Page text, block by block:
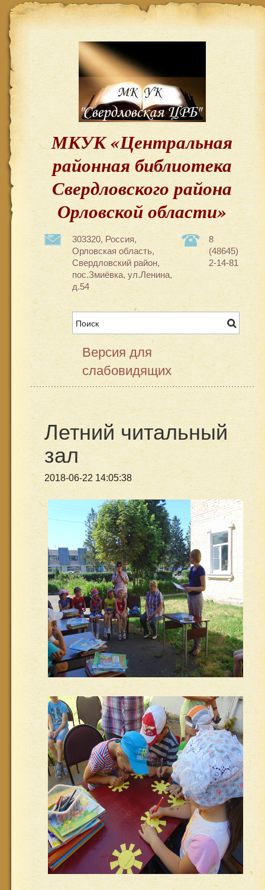
МКУК «Центральная
районная библиотека
Свердловского района
Орловской области»
303320, Россия,
Орловская область,
Свердловский район,
пос.Змиёвка, ул.Ленина,
д.54
8
(48645)
2-14-81
Версия для
слабовидящих
Летний читальный
зал
2018-06-22 14:05:38